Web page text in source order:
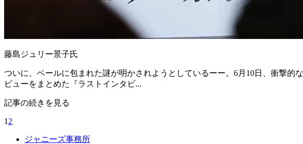
藤島ジュリー景子氏
ついに、ベールに包まれた謎が明かされようとしているーー。6月10日、衝撃
ビューをまとめた『ラストインタビ...
記事の続きを見る
1 2
ジャニーズ事務所